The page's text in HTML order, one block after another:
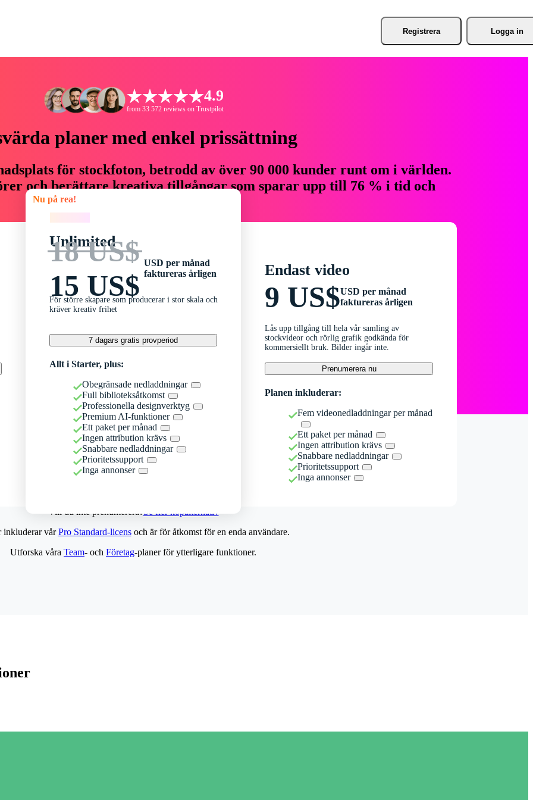
Registrera Logga in
4.9
from 33 572 reviews on Trustpilot
planer med enkel prissättning
för stockfoton, betrodd av över 90 000 kunder runt om i världen.
och berättare kreativa tillgångar som sparar upp till 76 % i tid och
Nu på rea!
Unlimited
18 US$
15 US$
USD per månad
faktureras årligen
För större skapare som producerar i stor skala och
kräver kreativ frihet
7 dagars gratis provperiod
Allt i Starter, plus:
Obegränsade nedladdningar
Full biblioteksåtkomst
Professionella designverktyg
Premium AI-funktioner
Ett paket per månad
Ingen attribution krävs
Snabbare nedladdningar
Prioritetssupport
Inga annonser
Endast video
9 US$USD per månad
faktureras årligen
Lås upp tillgång till hela vår samling av
stockvideor och rörlig grafik godkända för
kommersiellt bruk. Bilder ingår inte.
Prenumerera nu
Planen inkluderar:
Fem videonedladdningar per månad
Ett paket per månad
Ingen attribution krävs
Snabbare nedladdningar
Prioritetssupport
Inga annonser
Vill du inte prenumerera?Se fler köpalternativ
inkluderar vårPro Standard-licensoch är för åtkomst för en enda användare.
Utforska våra Team- och Företag-planer för ytterligare funktioner.